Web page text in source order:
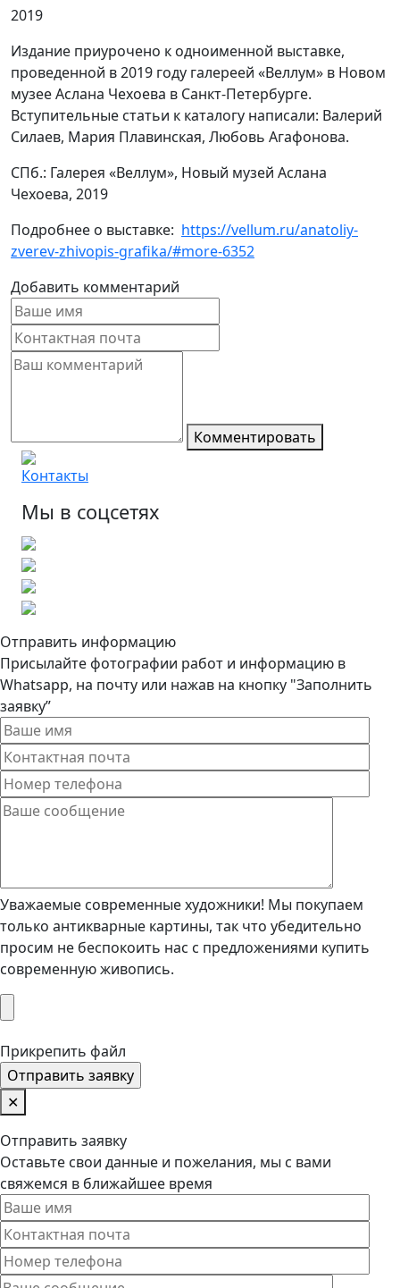
2019
Издание приурочено к одноименной выставке,
проведенной в 2019 году галереей «Веллум» в Новом
музее Аслана Чехоева в Санкт-Петербурге.
Вступительные статьи к каталогу написали: Валерий
Силаев, Мария Плавинская, Любовь Агафонова.
СПб.: Галерея «Веллум», Новый музей Аслана
Чехоева, 2019
Подробнее о выставке: https://vellum.ru/anatoliy-
zverev-zhivopis-grafika/#more-6352
Добавить комментарий
Комментировать
Контакты
Мы в соцсетях
Отправить информацию
Присылайте фотографии работ и информацию в
Whatsapp, на почту или нажав на кнопку "Заполнить
заявку”
Уважаемые современные художники! Мы покупаем
только антикварные картины, так что убедительно
просим не беспокоить нас с предложениями купить
современную живопись.
Прикрепить файл
✕
Отправить заявку
Оставьте свои данные и пожелания, мы с вами
свяжемся в ближайшее время